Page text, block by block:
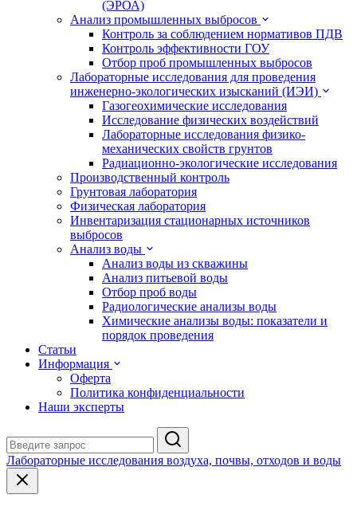
(ЭРОА)
Анализ промышленных выбросов
Контроль за соблюдением нормативов ПДВ
Контроль эффективности ГОУ
Отбор проб промышленных выбросов
Лабораторные исследования для проведения
инженерно-экологических изысканий (ИЭИ)
Газогеохимические исследования
Исследование физических воздействий
Лабораторные исследования физико-
механических свойств грунтов
Радиационно-экологические исследования
Производственный контроль
Грунтовая лаборатория
Физическая лаборатория
Инвентаризация стационарных источников
выбросов
Анализ воды
Анализ воды из скважины
Анализ питьевой воды
Отбор проб воды
Радиологические анализы воды
Химические анализы воды: показатели и
порядок проведения
Статьи
Информация
Оферта
Политика конфиденциальности
Наши эксперты
Лабораторные исследования воздуха, почвы, отходов и воды